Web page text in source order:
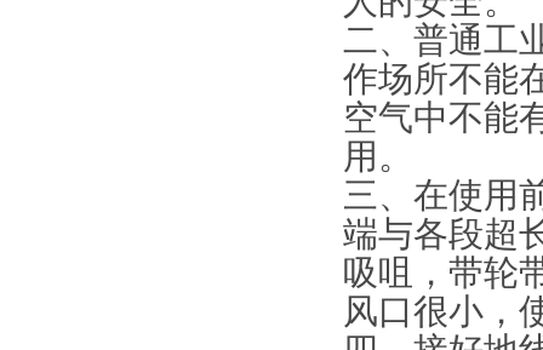
二、普通工
作场所不能
空气中不能
用。
三、在使用
端与各段超
吸咀，带轮
风口很小，